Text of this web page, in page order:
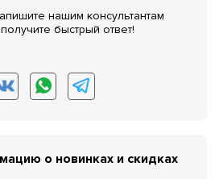
нашим консультантам
быстрый ответ!
о новинках и скидках